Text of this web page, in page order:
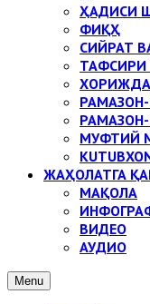
ҲАДИСИ
ФИҚҲ
СИЙРАТ
РАМАЗОН-
МУФТИЙ
ЖАҲОЛАТГА
МАҚОЛА
ВИДЕО
АУДИО
Menu